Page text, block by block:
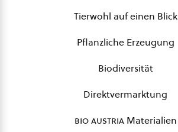
Tierwohl auf einen Blick
Pflanzliche Erzeugung
Biodiversität
Direktvermarktung
bio austriaMaterialien